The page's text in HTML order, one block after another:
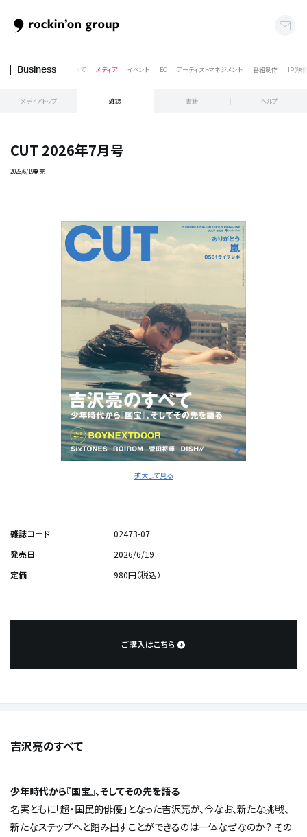
Business すべて メディア イベント EC アーティストマネジメント 番組制作 IP(映
メディアトップ 雑誌 書籍 ヘルプ
CUT 2026年7月号
2026/6/19発売
拡大して見る
雑誌コード
02473-07
発売日
2026/6/19
定価
980円（税込）
ご購入はこちら
吉沢亮のすべて
少年時代から『国宝』、そしてその先を語る
名実ともに「超・国民的俳優」となった吉沢亮が、今なお、新たな挑戦、
新たなステップへと踏み出すことができるのは一体なぜなのか？ その